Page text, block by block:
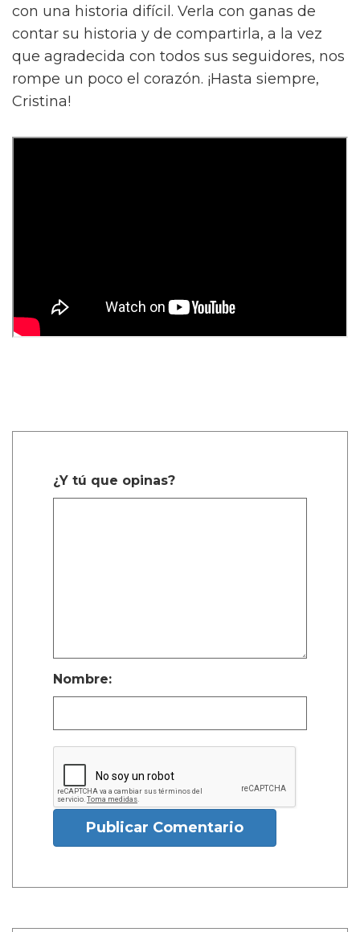
con una historia difícil. Verla con ganas de
contar su historia y de compartirla, a la vez
que agradecida con todos sus seguidores, nos
rompe un poco el corazón. ¡Hasta siempre,
Cristina!
¿Y tú que opinas?
Nombre:
Publicar Comentario